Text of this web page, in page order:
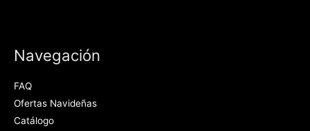
Navegación
FAQ
Ofertas Navideñas
Catálogo